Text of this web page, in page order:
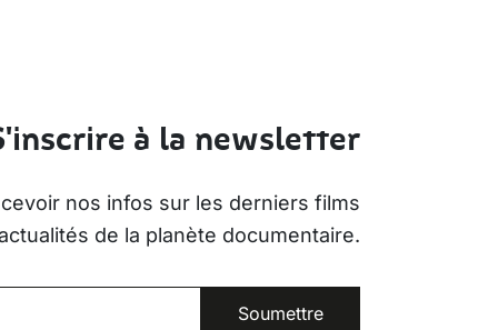
à la newsletter
nos infos sur les derniers films
de la planète documentaire.